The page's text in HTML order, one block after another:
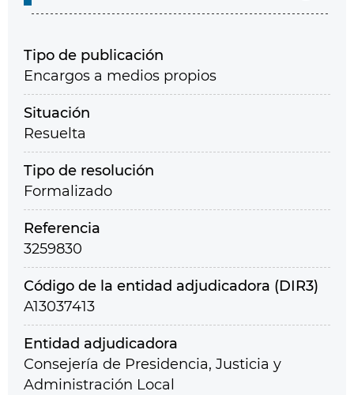
Tipo de publicación
Encargos a medios propios
Situación
Resuelta
Tipo de resolución
Formalizado
Referencia
3259830
Código de la entidad adjudicadora (DIR3)
A13037413
Entidad adjudicadora
Consejería de Presidencia, Justicia y
Administración Local